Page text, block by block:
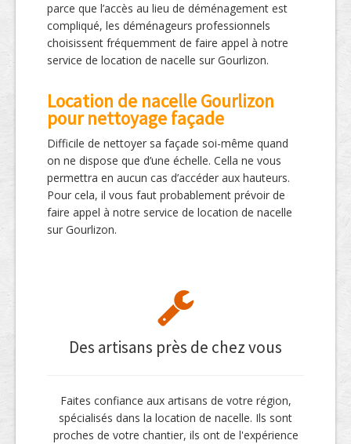
parce que l’accès au lieu de déménagement est
compliqué, les déménageurs professionnels
choisissent fréquemment de faire appel à notre
service de location de nacelle sur Gourlizon.
Location de nacelle Gourlizon
pour nettoyage façade
Difficile de nettoyer sa façade soi-même quand
on ne dispose que d’une échelle. Cella ne vous
permettra en aucun cas d’accéder aux hauteurs.
Pour cela, il vous faut probablement prévoir de
faire appel à notre service de location de nacelle
sur Gourlizon.
Des artisans près de chez vous
Faites confiance aux artisans de votre région,
spécialisés dans la location de nacelle. Ils sont
proches de votre chantier, ils ont de l'expérience